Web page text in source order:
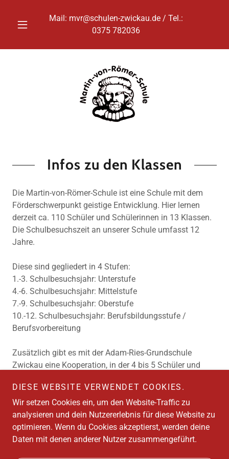
Mail: mvr@schulen-zwickau.de/ Tel.:
0375 782036
Infos zu den Klassen
Die Martin-von-Römer-Schule ist eine Schule mit dem
Förderschwerpunkt geistige Entwicklung. Hier lernen
derzeit ca. 110 Schüler und Schülerinnen in 13 Klassen.
Die Schulbesuchszeit an unserer Schule umfasst 12
Jahre.
Diese sind gegliedert in 4 Stufen:
1.-3. Schulbesuchsjahr: Unterstufe
4.-6. Schulbesuchsjahr: Mittelstufe
7.-9. Schulbesuchsjahr: Oberstufe
10.-12. Schulbesuchsjahr: Berufsbildungsstufe /
Berufsvorbereitung
Zusätzlich gibt es mit der Adam-Ries-Grundschule
Zwickau eine Kooperation, in der 4 bis 5 Schüler und
der 1. bis zur 4. Klasse inklusiv beschult werden.
Copyright © 2026 MVR – Alle Rechte vorbehalten.
DIESE WEBSITE VERWENDET COOKIES.
Wir setzen Cookies ein, um den Website-Traffic zu
analysieren und dein Nutzererlebnis für diese Website zu
optimieren. Wenn du Cookies akzeptierst, werden deine
Daten mit denen anderer Nutzer zusammengeführt.